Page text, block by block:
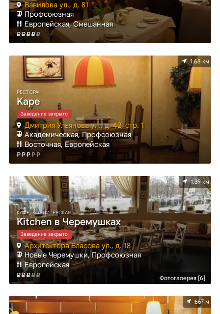
Вавилова ул., д. 81
Профсоюзная
Европейская, Смешанная
1.68 км
РЕСТОРАН
Kaрe
Заведение закрыто
Дмитрия Ульянова ул., д. 42, стр. 1
Академическая, Профсоюзная
Восточная, Европейская
Фотогалерея [6]
1.39 км
КАФЕ, КОНДИТЕРСКАЯ
Kitchen в Черемушках
Заведение закрыто
Архитектора Власова ул., д. 18
Новые Черемушки, Профсоюзная
Европейская
667 м